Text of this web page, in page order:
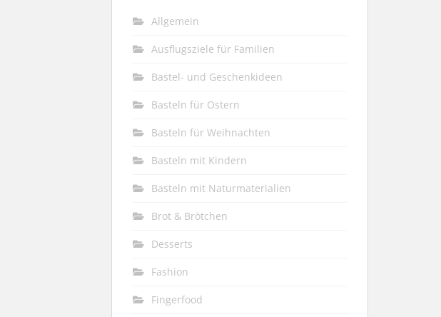
Allgemein
Ausflugsziele für Familien
Bastel- und Geschenkideen
Basteln für Ostern
Basteln für Weihnachten
Basteln mit Kindern
Basteln mit Naturmaterialien
Brot & Brötchen
Desserts
Fashion
Fingerfood